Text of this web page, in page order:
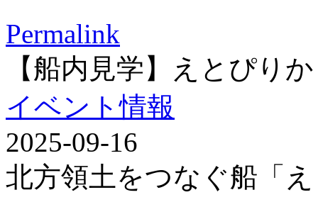
Permalink
【船内見学】えとぴりか
イベント情報
2025-09-16
北方領土をつなぐ船「